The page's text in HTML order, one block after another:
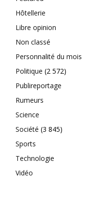
Hôtellerie
Libre opinion
Non classé
Personnalité du mois
Politique (2 572)
Publireportage
Rumeurs
Science
Société (3 845)
Sports
Technologie
Vidéo